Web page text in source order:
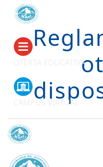
OFERTA EDUCATIVA
CAMPUS VIRTUAL